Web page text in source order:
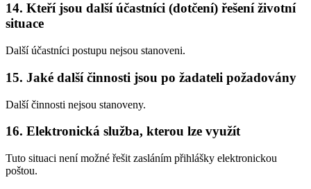
14. Kteří jsou další účastníci (dotčení) řešení životní
situace
Další účastníci postupu nejsou stanoveni.
15. Jaké další činnosti jsou po žadateli požadovány
Další činnosti nejsou stanoveny.
16. Elektronická služba, kterou lze využít
Tuto situaci není možné řešit zasláním přihlášky elektronickou
poštou.